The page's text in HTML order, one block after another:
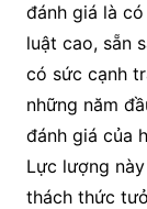
đánh giá là
luật cao, sẵn
có sức cạnh
những năm
đánh giá của
Lực lượng
thách thức